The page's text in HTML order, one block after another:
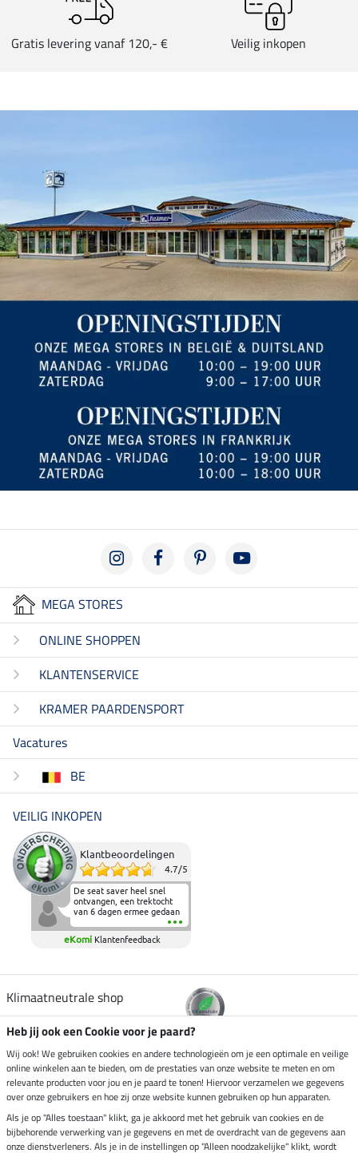
Gratis levering vanaf 120,- € Veilig inkopen
MEGA STORES
ONLINE SHOPPEN
KLANTENSERVICE
KRAMER PAARDENSPORT
Vacatures
BE
VEILIG INKOPEN
Klantbeoordelingen
4.7/5
De seat saver heel snel
ontvangen, een trektocht
van 6 dagen ermee gedaan
en deze heeft de beproeving
fantastisch doorstaan.
Heerlijk zacht om op te
elkaar in het zadel.
eKomi Klantenfeedback
Klimaatneutrale shop
Verzending per
Veilig betalen met
Heb jij ook een Cookie voor je paard?
Wij ook! We gebruiken cookies en andere technologieën om je een optimale en veilige
online winkelen aan te bieden, om de prestaties van onze website te meten en om
relevante producten voor jou en je paard te tonen! Hiervoor verzamelen we gegevens
over onze gebruikers en hoe zij onze website kunnen gebruiken op hun apparaten.
Als je op "Alles toestaan" klikt, ga je akkoord met het gebruik van cookies en de
bijbehorende verwerking van je gegevens en met de overdracht van de gegevens aan
onze dienstverleners. Als je in de instellingen op "Alleen noodzakelijke" klikt, wordt